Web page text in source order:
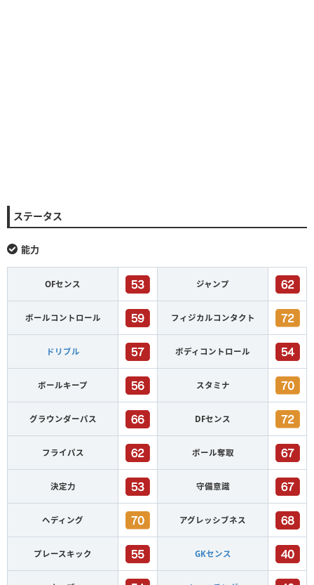
ステータス
能力
OFセンス ジャンプ
ボールコントロール フィジカルコンタクト
ドリブル ボディコントロール
ボールキープ スタミナ
グラウンダーパス DFセンス
フライパス ボール奪取
決定力 守備意識
ヘディング アグレッシブネス
プレースキック GKセンス